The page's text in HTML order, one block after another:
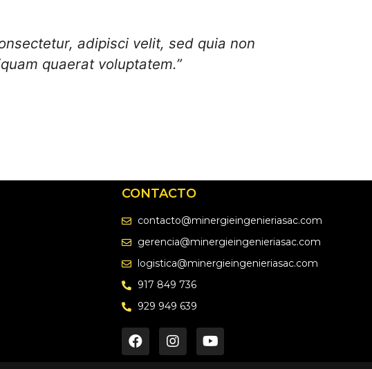
adipisci velit, sed quia non
quaerat voluptatem.”
CONTACTO
contacto@minergieingenieriasac.com
gerencia@minergieingenieriasac.com
logistica@minergieingenieriasac.com
917 849 736
929 949 639